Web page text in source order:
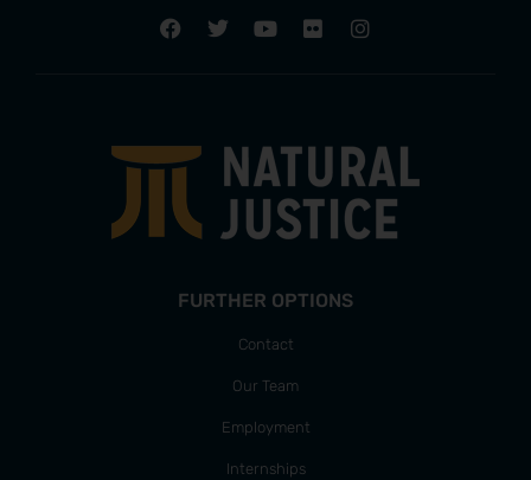
FURTHER OPTIONS
Contact
Our Team
Employment
Internships